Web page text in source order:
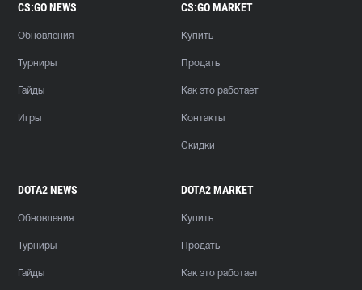
CS:GO NEWS
Обновления
Турниры
Гайды
Игры
CS:GO MARKET
Купить
Продать
Как это работает
Контакты
Скидки
DOTA2 NEWS
Обновления
Турниры
Гайды
DOTA2 MARKET
Купить
Продать
Как это работает